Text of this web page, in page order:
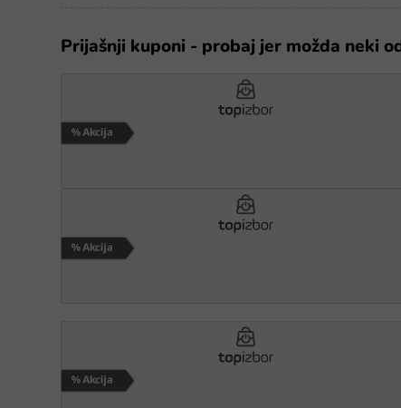
Prijašnji kuponi - probaj jer možda neki